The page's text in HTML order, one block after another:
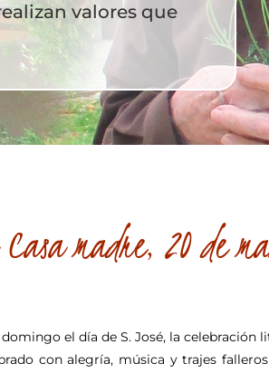
valores que
madre, 20 de
el día de S. José, la celebración
con alegría, música y trajes